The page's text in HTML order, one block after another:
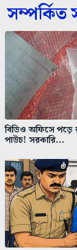
সম্পর্কিত
বিডিও অফিসে পড়ে
পাউচ! সরকারি...